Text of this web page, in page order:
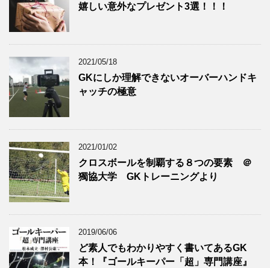
嬉しい意外なプレゼント3選！！！
2021/05/18
GKにしか理解できないオーバーハンドキ
ャッチの極意
2021/01/02
クロスボールを制覇する８つの要素 ＠
獨協大学 GKトレーニングより
2019/06/06
ど素人でもわかりやすく書いてあるGK
本！『ゴールキーパー「超」専門講座』